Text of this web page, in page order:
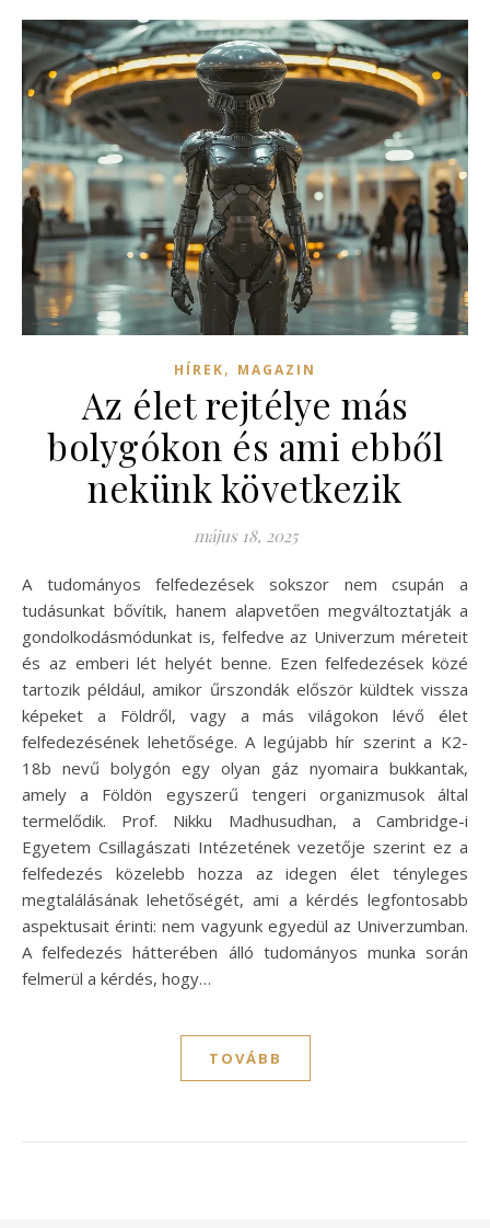
HÍREK, MAGAZIN
Az élet rejtélye más
bolygókon és ami ebből
nekünk következik
május 18, 2025
A tudományos felfedezések sokszor nem csupán a
tudásunkat bővítik, hanem alapvetően megváltoztatják a
gondolkodásmódunkat is, felfedve az Univerzum méreteit
és az emberi lét helyét benne. Ezen felfedezések közé
tartozik például, amikor űrszondák először küldtek vissza
képeket a Földről, vagy a más világokon lévő élet
felfedezésének lehetősége. A legújabb hír szerint a K2-
18b nevű bolygón egy olyan gáz nyomaira bukkantak,
amely a Földön egyszerű tengeri organizmusok által
termelődik. Prof. Nikku Madhusudhan, a Cambridge-i
Egyetem Csillagászati Intézetének vezetője szerint ez a
felfedezés közelebb hozza az idegen élet tényleges
megtalálásának lehetőségét, ami a kérdés legfontosabb
aspektusait érinti: nem vagyunk egyedül az Univerzumban.
A felfedezés hátterében álló tudományos munka során
felmerül a kérdés, hogy…
TOVÁBB